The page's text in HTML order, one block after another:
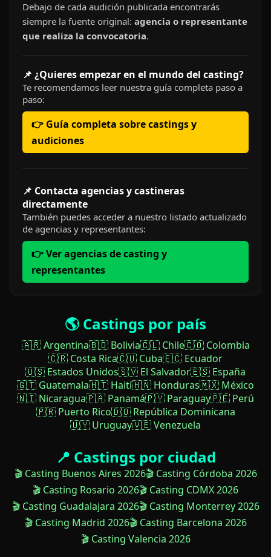
Debajo de cada audición publicada encontrarás
siempre la fuente original: agencia o representante
que realiza la convocatoria.
📌 ¿Quieres empezar en el mundo del casting?
Te recomendamos leer nuestra guía completa paso a
paso:
👉 Guía completa sobre castings y
audiciones
📌 Contacta agencias y castineras
directamente
También puedes acceder a nuestro listado actualizado
de agencias y representantes:
👉 Ver agencias de casting y
representantes
🌎 Castings por país
🇦🇷 Argentina🇧🇴 Bolivia🇨🇱 Chile🇨🇴 Colombia
🇨🇷 Costa Rica🇨🇺 Cuba🇪🇨 Ecuador
🇺🇸 Estados Unidos🇸🇻 El Salvador🇪🇸 España
🇬🇹 Guatemala🇭🇹 Haití🇭🇳 Honduras🇲🇽 México
🇳🇮 Nicaragua🇵🇦 Panamá🇵🇾 Paraguay🇵🇪 Perú
🇵🇷 Puerto Rico🇩🇴 República Dominicana
🇺🇾 Uruguay🇻🇪 Venezuela
📍 Castings por ciudad
🎬 Casting Buenos Aires 2026🎬 Casting Córdoba 2026
🎬 Casting Rosario 2026🎬 Casting CDMX 2026
🎬 Casting Guadalajara 2026🎬 Casting Monterrey 2026
🎬 Casting Madrid 2026🎬 Casting Barcelona 2026
🎬 Casting Valencia 2026